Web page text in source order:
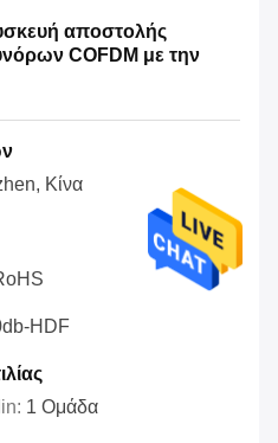
αποστολής
COFDM με την
Κίνα
HDF
1 Ομάδα